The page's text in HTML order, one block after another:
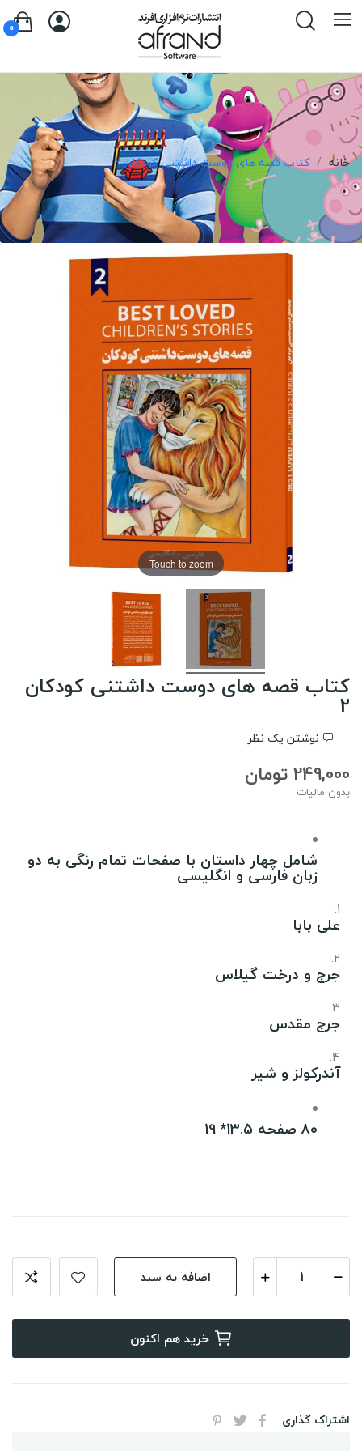
0
خانه کتاب قصه های دوست داشتنی کودکان 2
Touch to zoom
کتاب قصه های دوست داشتنی کودکان
2
نوشتن یک نظر
249,000 تومان
بدون مالیات
شامل چهار داستان با صفحات تمام رنگی به دو
زبان فارسی و انگلیسی
علی بابا
جرج و درخت گیلاس
جرج مقدس
آندرکولز و شیر
80 صفحه 13.5* 19
اضافه به سبد
خرید هم اکنون
اشتراک گذاری